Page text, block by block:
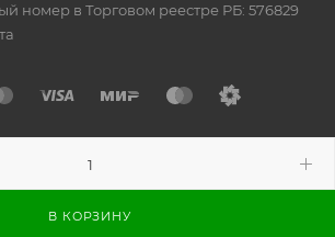
В КОРЗИНУ
номер в Торговом реестре РБ: 576829
в